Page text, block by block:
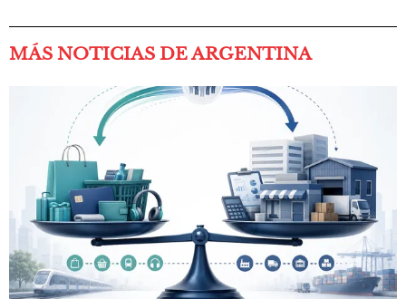
MÁS NOTICIAS DE ARGENTINA